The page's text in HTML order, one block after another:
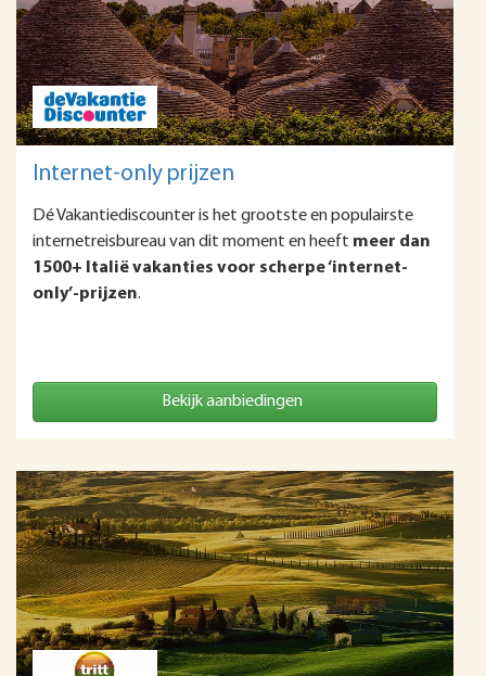
Internet-only prijzen
Dé Vakantiediscounter is het grootste en populairste
internetreisbureau van dit moment en heeft meer dan
1500+ Italië vakanties voor scherpe ‘internet-
only’-prijzen.
Bekijk aanbiedingen